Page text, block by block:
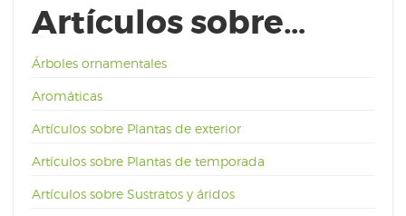
Artículos sobre…
Árboles ornamentales
Aromáticas
Artículos sobre Plantas de exterior
Artículos sobre Plantas de temporada
Artículos sobre Sustratos y áridos